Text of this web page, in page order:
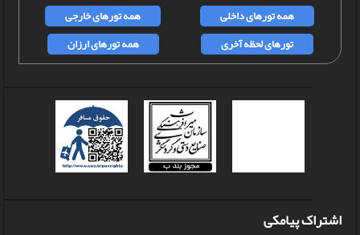
همه تورهای داخلی
همه تورهای خارجی
تورهای لحظه آخری
همه تورهای ارزان
اشتراک پیامکی